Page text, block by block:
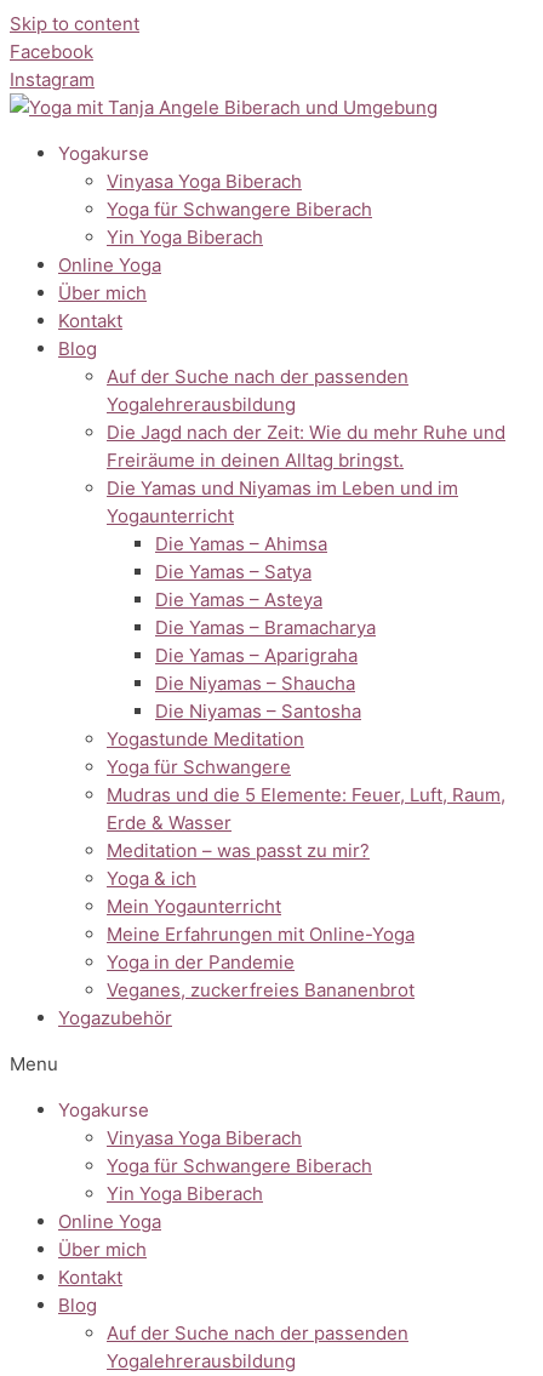
Skip to content
Facebook
Instagram
Yogakurse
Vinyasa Yoga Biberach
Yoga für Schwangere Biberach
Yin Yoga Biberach
Online Yoga
Über mich
Kontakt
Blog
Auf der Suche nach der passenden
Yogalehrerausbildung
Die Jagd nach der Zeit: Wie du mehr Ruhe und
Freiräume in deinen Alltag bringst.
Die Yamas und Niyamas im Leben und im
Yogaunterricht
Die Yamas – Ahimsa
Die Yamas – Satya
Die Yamas – Asteya
Die Yamas – Bramacharya
Die Yamas – Aparigraha
Die Niyamas – Shaucha
Die Niyamas – Santosha
Yogastunde Meditation
Yoga für Schwangere
Mudras und die 5 Elemente: Feuer, Luft, Raum,
Erde & Wasser
Meditation – was passt zu mir?
Yoga & ich
Mein Yogaunterricht
Meine Erfahrungen mit Online-Yoga
Yoga in der Pandemie
Veganes, zuckerfreies Bananenbrot
Yogazubehör
Menu
Yogakurse
Vinyasa Yoga Biberach
Yoga für Schwangere Biberach
Yin Yoga Biberach
Online Yoga
Über mich
Kontakt
Blog
Auf der Suche nach der passenden
Yogalehrerausbildung